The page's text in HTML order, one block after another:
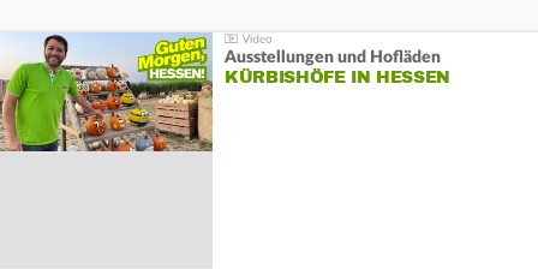
Ausstellungen und Hofläden
KÜRBISHÖFE IN HESSEN